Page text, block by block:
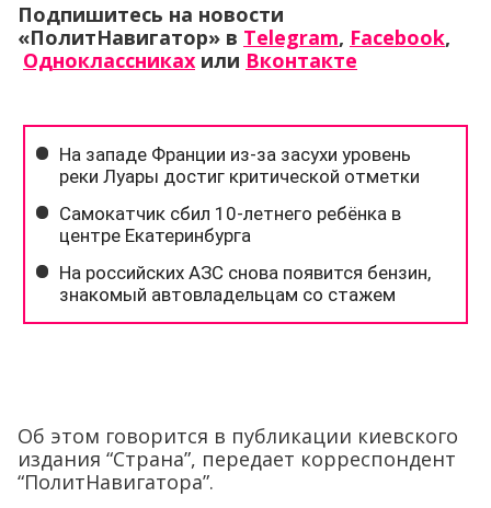
Подпишитесь на новости
«ПолитНавигатор» в Telegram, Facebook,
Одноклассниках или Вконтакте
Об этом говорится в публикации киевского
издания “Страна”, передает корреспондент
“ПолитНавигатора”.